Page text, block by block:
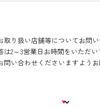
り扱い店舗等についてお問
2～3営業日お時間をいただい
い合わせくださいますよう